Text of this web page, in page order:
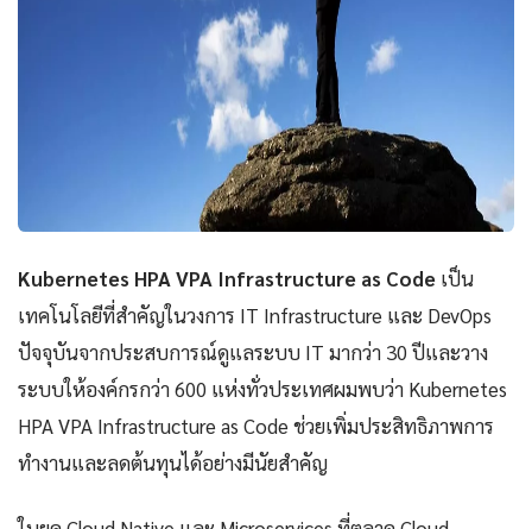
Kubernetes HPA VPA Infrastructure as Code เป็น
เทคโนโลยีที่สำคัญในวงการ IT Infrastructure และ DevOps
ปัจจุบันจากประสบการณ์ดูแลระบบ IT มากว่า 30 ปีและวาง
ระบบให้องค์กรกว่า 600 แห่งทั่วประเทศผมพบว่า Kubernetes
HPA VPA Infrastructure as Code ช่วยเพิ่มประสิทธิภาพการ
ทำงานและลดต้นทุนได้อย่างมีนัยสำคัญ